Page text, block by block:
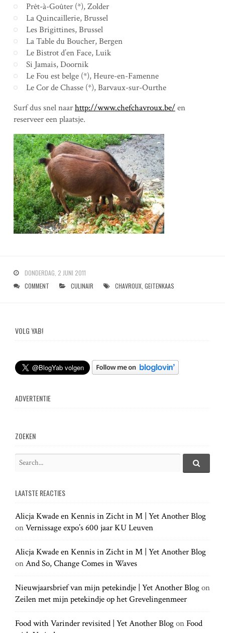
Prêt-à-Goûter (*), Zolder
La Quincaillerie, Brussel
Les Brigittines, Brussel
La Table du Boucher, Bergen
Le Bistrot d’en Face, Luik
Si Jamais, Doornik
Le Fou est belge (*), Heure-en-Famenne
Le Cor de Chasse (*), Barvaux-sur-Ourthe
Surf dus snel naarhttp://www.chefchavroux.be/en
reserveer een plaatsje.
DONDERDAG, 2 JUNI 2011
COMMENT
CULINAIR CHAVROUX, GEITENKAAS
VOLG YAB!
ADVERTENTIE
ZOEKEN
r
h
f
r
:
S
h
LAATSTE REACTIES
Alicja Kwade en Kennis in Zicht in M | Yet Another Blog
onVernissage expo’s 600 jaar KU Leuven
Alicja Kwade en Kennis in Zicht in M | Yet Another Blog
onAnd So, Change Comes in Waves
Nieuwjaarsbrief van mijn petekindje | Yet Another Blogon
Zeilen met mijn petekindje op het Grevelingenmeer
Food with Varinder revisited | Yet Another BlogonFood